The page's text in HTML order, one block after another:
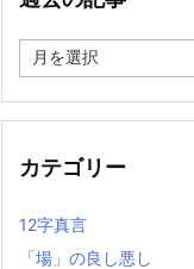
去
記
カテゴリー
12字真言
「場」の良し悪し